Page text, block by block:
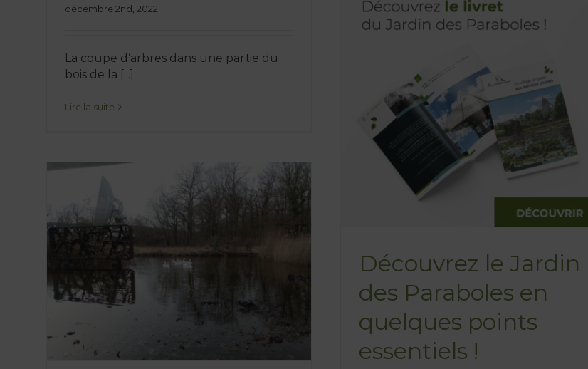
décembre 2nd, 2022
La coupe d’arbres dans une partie du
bois de la [...]
Lire la suite
LEGO® pour le Jardin
Découvrez le Jardin des
Paraboles en quelques
Découvrez le Jardin
des Paraboles en
quelques points
essentiels !